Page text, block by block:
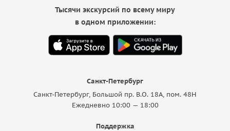
Санкт-Петербург
Санкт-Петербург, Большой пр. В.О. 18A, пом. 48Н
Ежедневно 10:00 — 18:00
Поддержка
Тысячи экскурсий по всему миру
в одном приложении: